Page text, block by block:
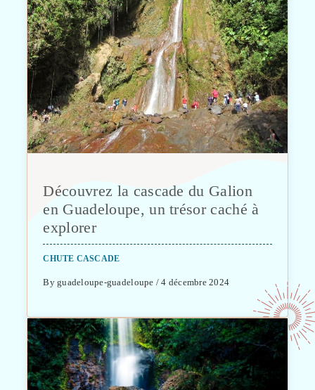
Découvrez la cascade du Galion
en Guadeloupe, un trésor caché à
explorer
CHUTE CASCADE
By guadeloupe-guadeloupe / 4 décembre 2024